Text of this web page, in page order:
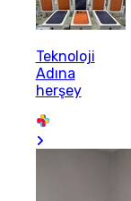
Teknoloji
Adına
herşey